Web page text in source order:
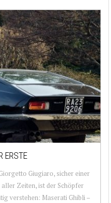
ERSTE
Giugiaro, sicher einer
Zeiten, ist der Schöpfer
verstehen: Maserati Ghibli –